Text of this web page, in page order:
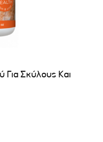
Σκύλους Και